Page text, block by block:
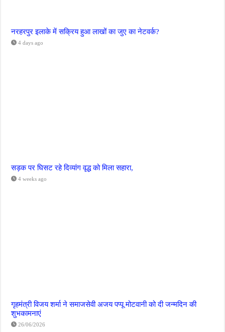
नरहरपुर इलाके में सक्रिय हुआ लाखों का जुए का नेटवर्क?
4 days ago
सड़क पर घिसट रहे दिव्यांग वृद्ध को मिला सहारा,
4 weeks ago
गृहमंत्री विजय शर्मा ने समाजसेवी अजय पप्पू मोटवानी को दी जन्मदिन की
शुभकामनाएं
26/06/2026